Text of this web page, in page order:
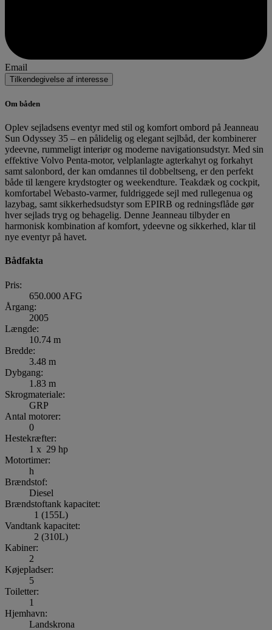
Email
Tilkendegivelse af interesse
Om båden
Oplev sejladsens eventyr med stil og komfort ombord på Jeanneau
Sun Odyssey 35 – en pålidelig og elegant sejlbåd, der kombinerer
ydeevne, rummeligt interiør og moderne navigationsudstyr. Med sin
effektive Volvo Penta-motor, velplanlagte agterkahyt og forkahyt
samt salonbord, der kan omdannes til dobbeltseng, er den perfekt
både til længere krydstogter og weekendture. Teakdæk og cockpit,
komfortabel Webasto-varmer, fuldriggede sejl med rullegenua og
lazybag, samt sikkerhedsudstyr som EPIRB og redningsflåde gør
hver sejlads tryg og behagelig. Denne Jeanneau tilbyder en
harmonisk kombination af komfort, ydeevne og sikkerhed, klar til
nye eventyr på havet.
Bådfakta
Pris:
650.000 AFG
Årgang:
2005
Længde:
10.74 m
Bredde:
3.48 m
Dybgang:
1.83 m
Skrogmateriale:
GRP
Antal motorer:
0
Hestekræfter:
1 x 29 hp
Motortimer:
h
Brændstof:
Diesel
Brændstoftank kapacitet:
1 (155L)
Vandtank kapacitet:
2 (310L)
Kabiner:
2
Køjepladser:
5
Toiletter:
1
Hjemhavn:
Landskrona